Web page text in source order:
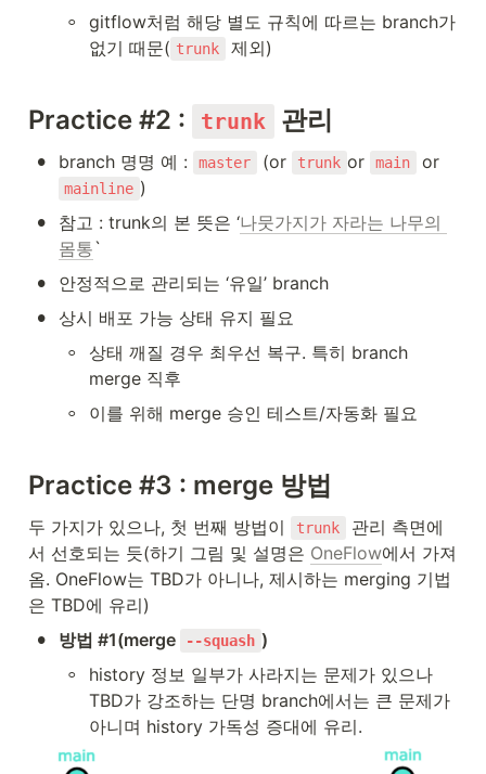
◦
gitflow처럼 해당 별도 규칙에 따르는 branch가
없기 때문( trunk 제외)
Practice #2 : trunk 관리
• branch 명명 예 : master (or trunk or main or
mainline )
• 참고 : trunk의 본 뜻은 ‘나뭇가지가 자라는 나무의
몸통`
• 안정적으로 관리되는 ‘유일’ branch
• 상시 배포 가능 상태 유지 필요
◦
상태 깨질 경우 최우선 복구. 특히 branch
merge 직후
◦ 이를 위해 merge 승인 테스트/자동화 필요
Practice #3 : merge 방법
두 가지가 있으나, 첫 번째 방법이 trunk
관리 측면에
서 선호되는 듯(하기 그림 및 설명은 OneFlow에서 가져
옴. OneFlow는 TBD가 아니나, 제시하는 merging 기법
은 TBD에 유리)
• 방법 #1(merge --squash )
◦
history 정보 일부가 사라지는 문제가 있으나
TBD가 강조하는 단명 branch에서는 큰 문제가
아니며 history 가독성 증대에 유리.